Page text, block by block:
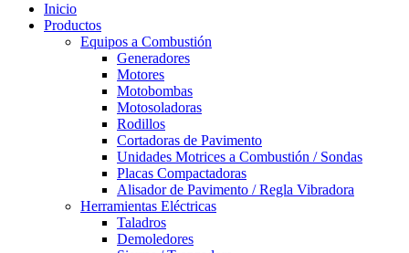
Inicio
Productos
Equipos a Combustión
Generadores
Motores
Motobombas
Motosoladoras
Rodillos
Cortadoras de Pavimento
Unidades Motrices a Combustión / Sondas
Placas Compactadoras
Alisador de Pavimento / Regla Vibradora
Herramientas Eléctricas
Taladros
Demoledores